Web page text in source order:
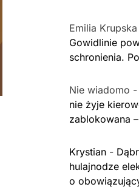
Emilia Krupska
Gowidlinie
schronienia.
Nie wiadomo -
nie żyje
zablokowana
Krystian -
hulajnodze
o